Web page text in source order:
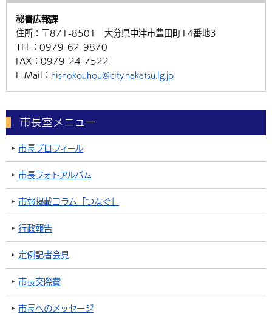
秘書広報課
住所： 〒871-8501 大分県中津市豊田町14番地3
TEL： 0979-62-9870
FAX： 0979-24-7522
E-Mail： hishokouhou@city.nakatsu.lg.jp
市長室メニュー
市長プロフィール
市長フォトアルバム
市報掲載コラム「つなぐ」
行政報告
定例記者会見
市長交際費
市長へのメッセージ